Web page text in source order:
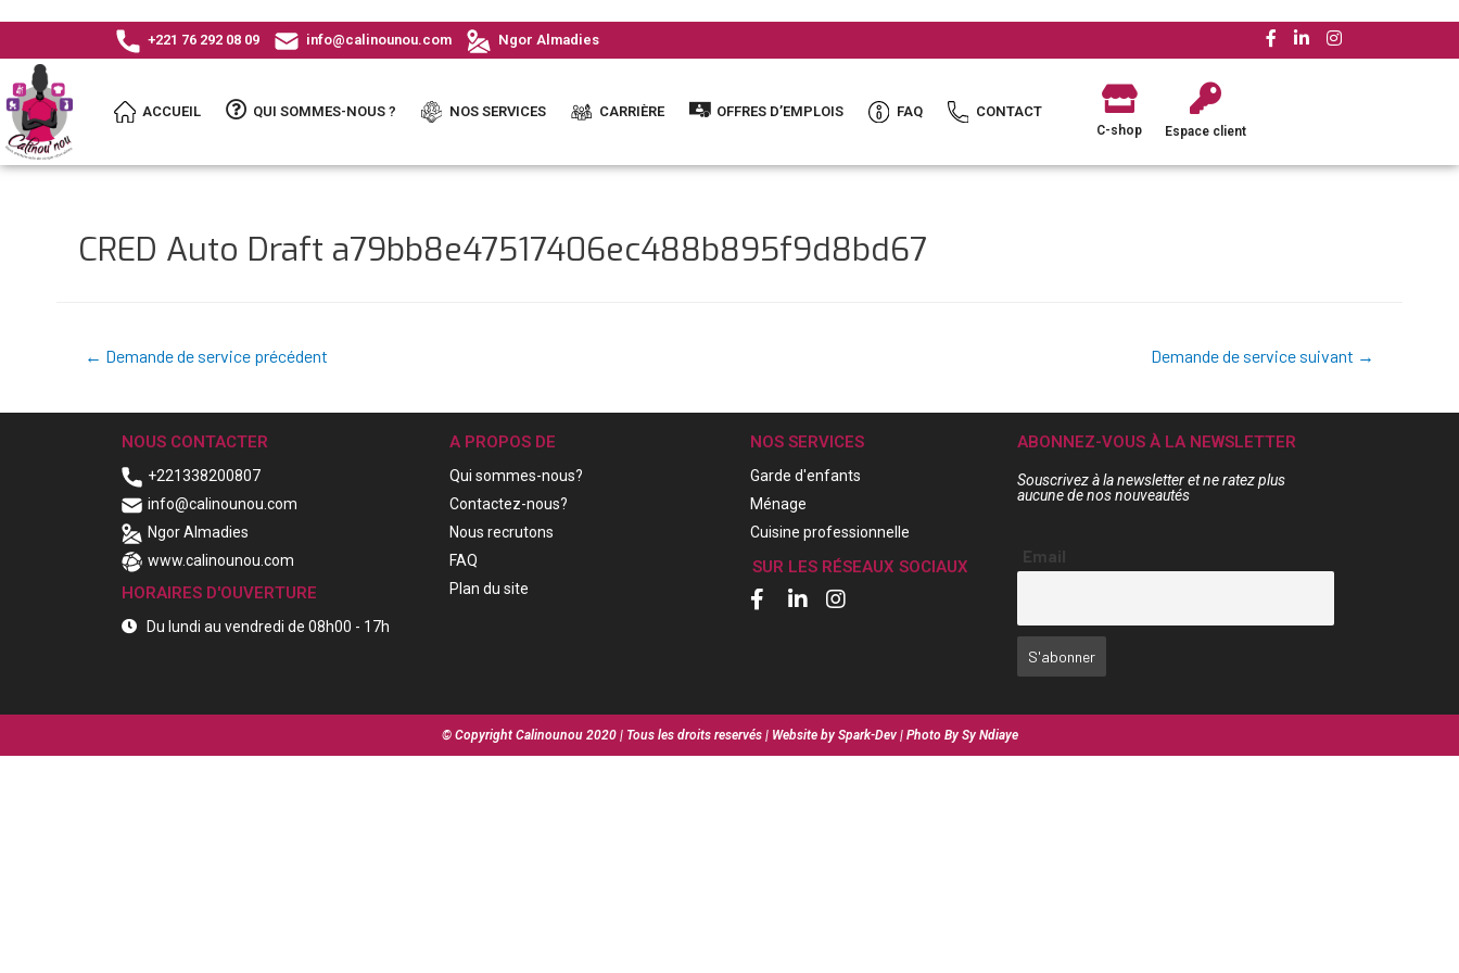
+221 76 292 08 09 info@calinounou.com Ngor Almadies
ACCUEIL QUI SOMMES-NOUS ? NOS SERVICES CARRIÈRE OFFRES D’EMPLOIS FAQ CONTACT
C-shop Espace client
CRED Auto Draft a79bb8e47517406ec488b895f9d8bd67
← Demande de service précédent Demande de service suivant →
NOUS CONTACTER
+221338200807
info@calinounou.com
Ngor Almadies
www.calinounou.com
HORAIRES D'OUVERTURE
Du lundi au vendredi de 08h00 - 17h
A PROPOS DE
Qui sommes-nous?
Contactez-nous?
Nous recrutons
FAQ
Plan du site
NOS SERVICES
Garde d'enfants
Ménage
Cuisine professionnelle
SUR LES RÉSEAUX SOCIAUX
ABONNEZ-VOUS À LA NEWSLETTER
Souscrivez à la newsletter et ne ratez plus
aucune de nos nouveautés
Email
© Copyright Calinounou 2020 | Tous les droits reservés | Website by Spark-Dev | Photo By Sy Ndiaye